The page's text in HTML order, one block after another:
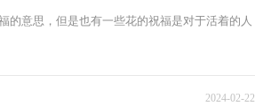
的意思，但是也有一些花的祝福是对于活着的人
2024-02-22